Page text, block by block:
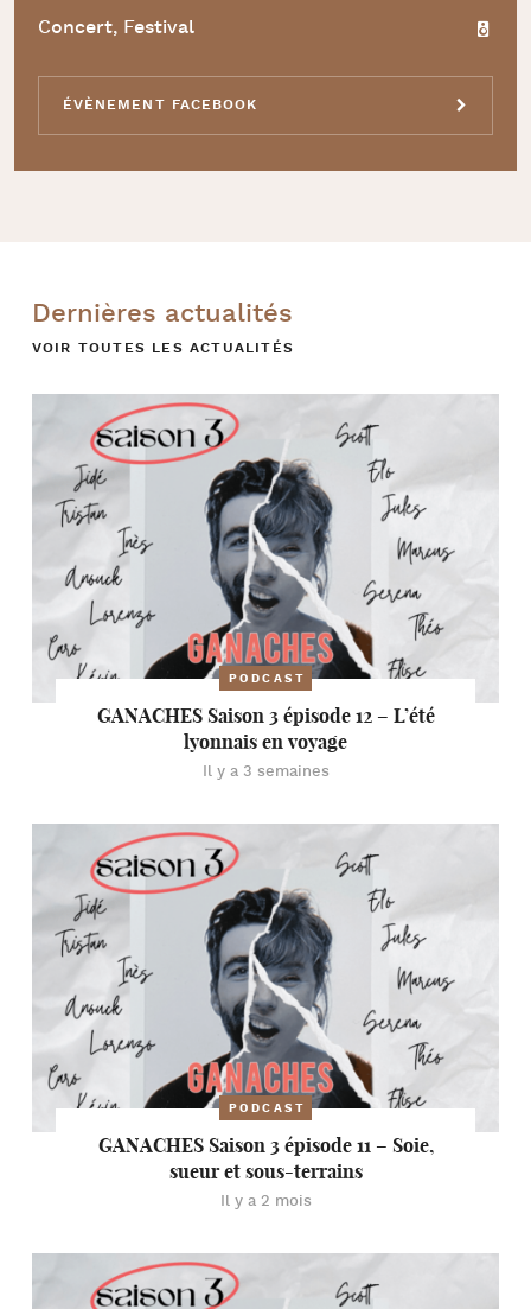
Concert, Festival
ÉVÈNEMENT FACEBOOK
Dernières actualités
VOIR TOUTES LES ACTUALITÉS
PODCAST
GANACHES Saison 3 épisode 12 – L’été
lyonnais en voyage
Il y a 3 semaines
PODCAST
GANACHES Saison 3 épisode 11 – Soie,
sueur et sous-terrains
Il y a 2 mois